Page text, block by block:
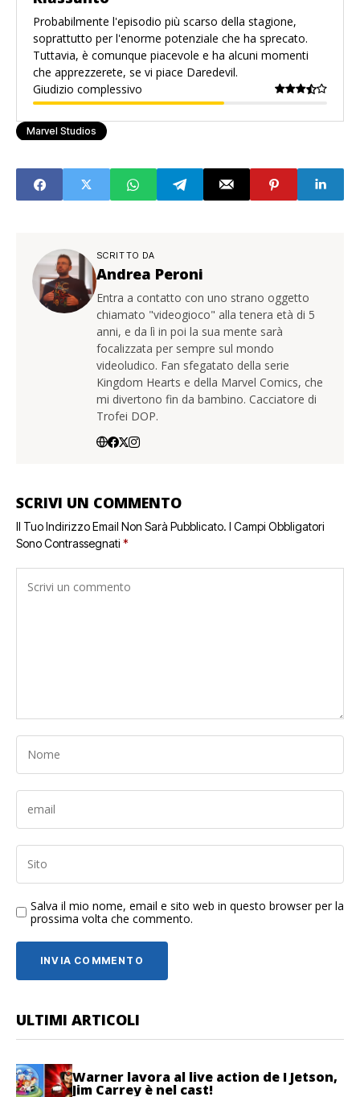
Probabilmente l'episodio più scarso della stagione,
soprattutto per l'enorme potenziale che ha sprecato.
Tuttavia, è comunque piacevole e ha alcuni momenti
che apprezzerete, se vi piace Daredevil.
Giudizio complessivo
Marvel Studios
SCRITTO DA
Andrea Peroni
Entra a contatto con uno strano oggetto
chiamato "videogioco" alla tenera età di 5
anni, e da lì in poi la sua mente sarà
focalizzata per sempre sul mondo
videoludico. Fan sfegatato della serie
Kingdom Hearts e della Marvel Comics, che
mi divertono fin da bambino. Cacciatore di
Trofei DOP.
SCRIVI UN COMMENTO
Il Tuo Indirizzo Email Non Sarà Pubblicato. I Campi Obbligatori
Sono Contrassegnati *
Salva il mio nome, email e sito web in questo browser per la
prossima volta che commento.
ULTIMI ARTICOLI
Warner lavora al live action de I Jetson,
Jim Carrey è nel cast!